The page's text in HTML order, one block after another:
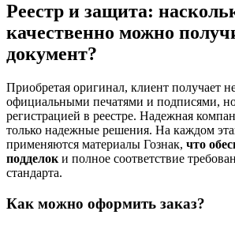
Реестр и защита:
качественно можно
документ?
Приобретая оригинал, клиент получает
официальными печатями и подписями,
регистрацией в реестре. Надежная
только надежные решения. На каждом
применяются материалы Гознак, что
подделок и полное соответствие
стандарта.
Как можно оформить заказ?